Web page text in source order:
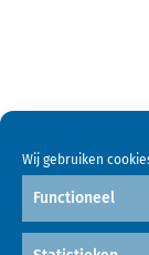
Wij gebruiken
Functioneel